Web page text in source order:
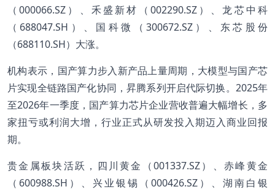
（000066.SZ）、禾盛新材（002290.SZ）、龙芯中科
（688047.SH）、国科微（300672.SZ）、东芯股份
（688110.SH）大涨。
机构表示，国产算力步入新产品上量周期，大模型与国产芯
片实现全链路国产化协同，昇腾系列开启代际切换。2025年
至2026年一季度，国产算力芯片企业营收普遍大幅增长，多
家扭亏或利润大增，行业正式从研发投入期迈入商业回报
期。
贵金属板块活跃，四川黄金（001337.SZ）、赤峰黄金
（600988.SH）、兴业银锡（000426.SZ）、湖南白银